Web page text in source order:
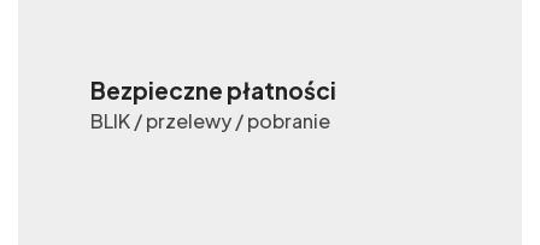
Bezpieczne płatności
BLIK / przelewy / pobranie